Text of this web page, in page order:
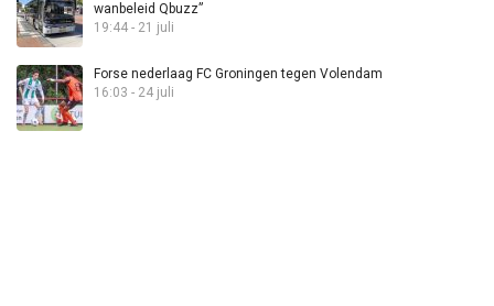
wanbeleid Qbuzz”
19:44 - 21 juli
Forse nederlaag FC Groningen tegen Volendam
16:03 - 24 juli